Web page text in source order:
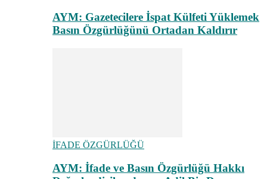
AYM: Gazetecilere İspat Külfeti Yüklemek
Basın Özgürlüğünü Ortadan Kaldırır
İFADE ÖZGÜRLÜĞÜ
AYM: İfade ve Basın Özgürlüğü Hakkı